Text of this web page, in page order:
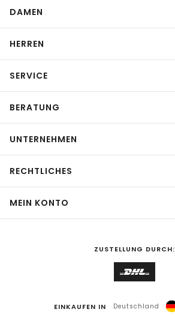
DAMEN
HERREN
SERVICE
BERATUNG
UNTERNEHMEN
RECHTLICHES
MEIN KONTO
ZUSTELLUNG DURCH:
EINKAUFEN IN Deutschland